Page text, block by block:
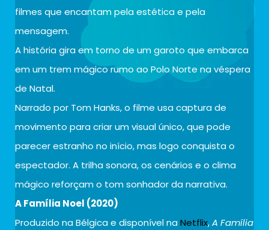
filmes que encantam pela estética e pela
mensagem.
A história gira em torno de um garoto que embarca
em um trem mágico rumo ao Polo Norte na véspera
de Natal.
Narrado por Tom Hanks, o filme usa captura de
movimento para criar um visual único, que pode
parecer estranho no início, mas logo conquista o
espectador. A trilha sonora, os cenários e o clima
mágico reforçam o tom sonhador da narrativa.
A Família Noel (2020)
Produzido na Bélgica e disponível naNetflix,A Família